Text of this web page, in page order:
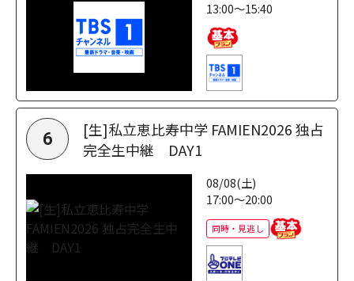
13:00～15:40
6
[生]私立恵比寿中学 FAMIEN2026 独占
完全生中継 DAY1
08/08(土)
17:00～20:00
同時・見逃し